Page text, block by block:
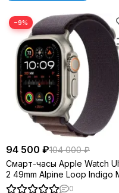
−9%
94 500 ₽104 000 ₽
Смарт-часы Apple Watch
2 49mm Alpine Loop Indigo
0